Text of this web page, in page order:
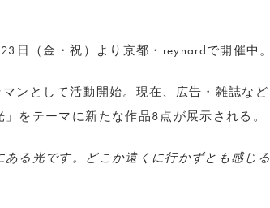
日（金・祝）より京都・reynardで開催中。
ンとして活動開始。現在、広告・雑誌など
をテーマに新たな作品8点が展示される。
る光です。どこか遠くに行かずとも感じる